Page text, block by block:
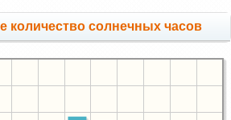
количество солнечных часов